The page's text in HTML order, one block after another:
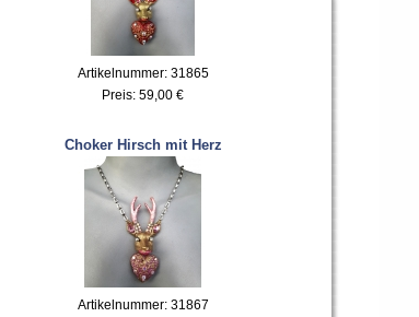
Artikelnummer: 31865
Preis: 59,00 €
Choker Hirsch mit Herz
Artikelnummer: 31867